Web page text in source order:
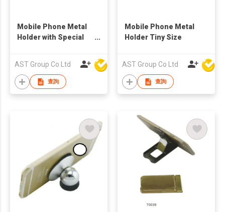
Mobile Phone Metal
Holder with Special
AST Group Co Ltd
查詢
Mobile Phone Metal
Holder Tiny Size
AST Group Co Ltd
查詢